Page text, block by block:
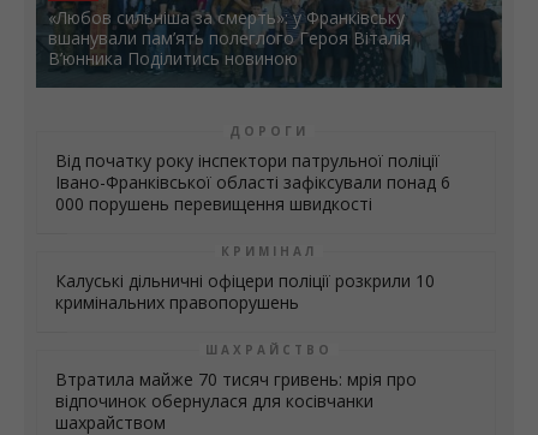
«Любов сильніша за смерть»: у Франківську
вшанували пам’ять полеглого Героя Віталія
В’юнника Поділитись новиною
ДОРОГИ
Від початку року інспектори патрульної поліції
Івано-Франківської області зафіксували понад 6
000 порушень перевищення швидкості
КРИМІНАЛ
Калуські дільничні офіцери поліції розкрили 10
кримінальних правопорушень
ШАХРАЙСТВО
Втратила майже 70 тисяч гривень: мрія про
відпочинок обернулася для косівчанки
шахрайством